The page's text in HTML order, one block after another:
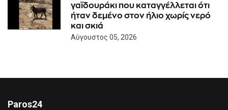
γαϊδουράκι που καταγγέλλεται ότι
ήταν δεμένο στον ήλιο χωρίς νερό
και σκιά
Αύγουστος 05, 2026
Paros24